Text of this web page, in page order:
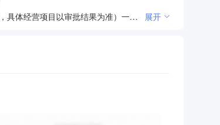
许可项目：特种设备检验检测；特种设备安装改造修理（依法须经批准的项目，经相关部门批准后方可开展经营活动，具体经营项目以审批结果为准）一般项目：技术服务、技术开发、技术咨询、技术交流、技术转让、技术推广；新兴能源技术研发；饲料添加剂销售；饲料原料销售；农作物秸秆处理及加工利用服务；农林牧渔业废弃物综合利用；草及相关制品销售；生物饲料研发；林产品采集；农副产品销售；肥料销售；特种设备销售；国内贸易代理；合同能源管理；再生资源回收（除生产性废旧金属）；再生资源销售；生物质燃料加工；生物质成型燃料销售；生物基材料销售；热力生产和供应；货物进出口；技术进出口；进出口代理（除依法须经批准的项目外，凭营业执照依法自主开展经营活动） 展开